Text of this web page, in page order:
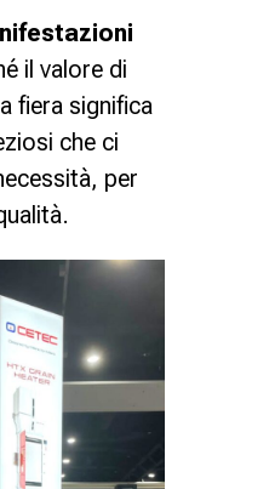
il valore di
fiera significa
che ci
per